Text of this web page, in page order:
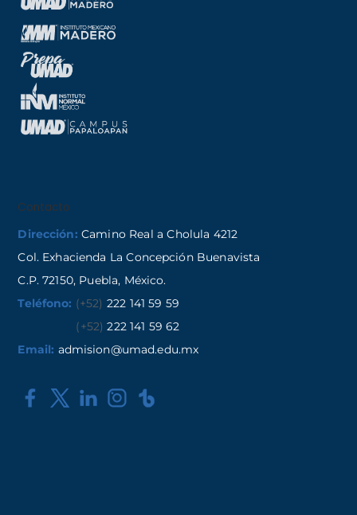
Contacto
Dirección: Camino Real a Cholula 4212
Col. Exhacienda La Concepción Buenavista
C.P. 72150, Puebla, México.
Teléfono: (+52) 222 141 59 59
(+52) 222 141 59 62
Email: admision@umad.edu.mx